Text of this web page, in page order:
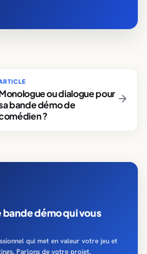
ou dialogue pour
bande démo de
?
bande démo qui vous
qui met en valeur votre jeu et
Parlons de votre projet.